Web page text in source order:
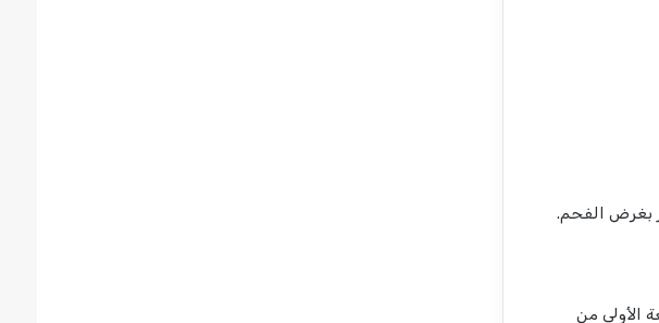
بغرض الفحم.
الأولى من